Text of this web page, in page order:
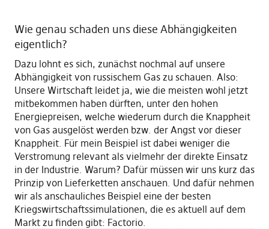
Wie genau schaden uns diese Abhängigkeiten
eigentlich?
Dazu lohnt es sich, zunächst nochmal auf unsere
Abhängigkeit von russischem Gas zu schauen. Also:
Unsere Wirtschaft leidet ja, wie die meisten wohl jetzt
mitbekommen haben dürften, unter den hohen
Energiepreisen, welche wiederum durch die Knappheit
von Gas ausgelöst werden bzw. der Angst vor dieser
Knappheit. Für mein Beispiel ist dabei weniger die
Verstromung relevant als vielmehr der direkte Einsatz
in der Industrie. Warum? Dafür müssen wir uns kurz das
Prinzip von Lieferketten anschauen. Und dafür nehmen
wir als anschauliches Beispiel eine der besten
Kriegswirtschaftssimulationen, die es aktuell auf dem
Markt zu finden gibt: Factorio.